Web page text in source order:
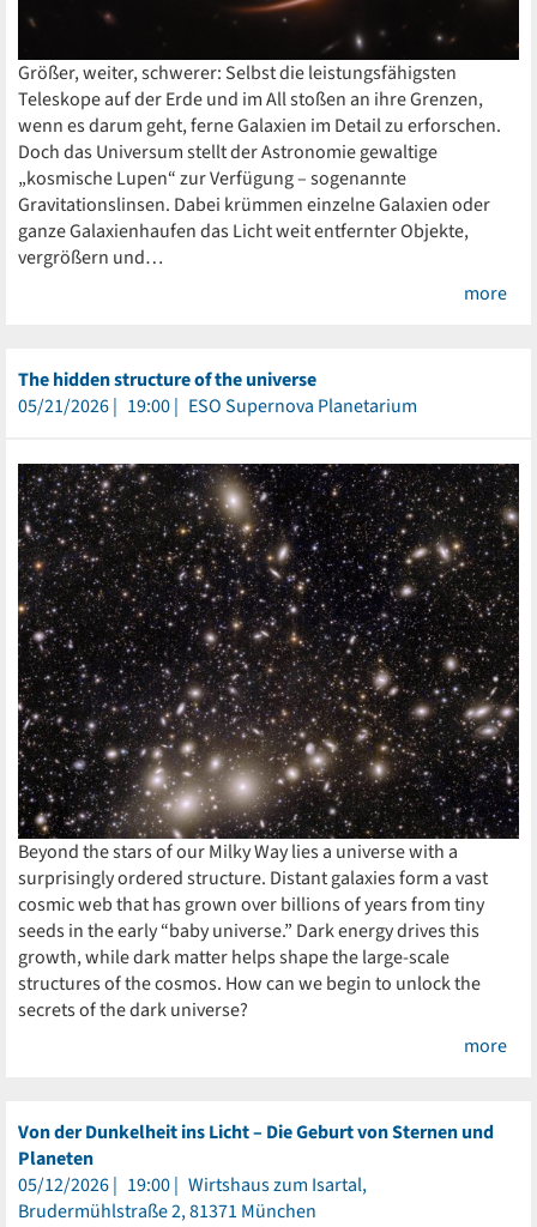
Größer, weiter, schwerer: Selbst die leistungsfähigsten
Teleskope auf der Erde und im All stoßen an ihre Grenzen,
wenn es darum geht, ferne Galaxien im Detail zu erforschen.
Doch das Universum stellt der Astronomie gewaltige
„kosmische Lupen“ zur Verfügung – sogenannte
Gravitationslinsen. Dabei krümmen einzelne Galaxien oder
ganze Galaxienhaufen das Licht weit entfernter Objekte,
vergrößern und…
more
The hidden structure of the universe
05/21/2026
19:00 ESO Supernova Planetarium
Beyond the stars of our Milky Way lies a universe with a
surprisingly ordered structure. Distant galaxies form a vast
cosmic web that has grown over billions of years from tiny
seeds in the early “baby universe.” Dark energy drives this
growth, while dark matter helps shape the large-scale
structures of the cosmos. How can we begin to unlock the
secrets of the dark universe?
more
Von der Dunkelheit ins Licht – Die Geburt von Sternen und
Planeten
05/12/2026
19:00
Wirtshaus zum Isartal,
Brudermühlstraße 2, 81371 München